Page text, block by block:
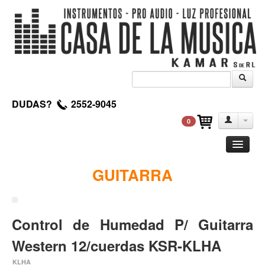
DUDAS? 2552-9045
0
Electrica
Amplificadores
Pedales de efectos
GUITARRA
Control de Humedad P/ Guitarra
Western 12/cuerdas KSR-KLHA
KLHA